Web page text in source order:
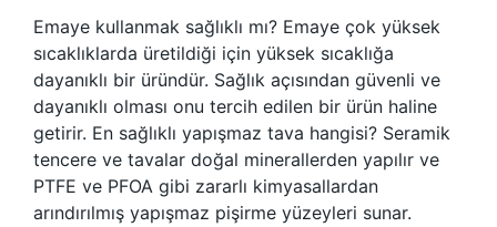
Emaye kullanmak sağlıklı mı? Emaye çok yüksek
sıcaklıklarda üretildiği için yüksek sıcaklığa
dayanıklı bir üründür. Sağlık açısından güvenli ve
dayanıklı olması onu tercih edilen bir ürün haline
getirir. En sağlıklı yapışmaz tava hangisi? Seramik
tencere ve tavalar doğal minerallerden yapılır ve
PTFE ve PFOA gibi zararlı kimyasallardan
arındırılmış yapışmaz pişirme yüzeyleri sunar.